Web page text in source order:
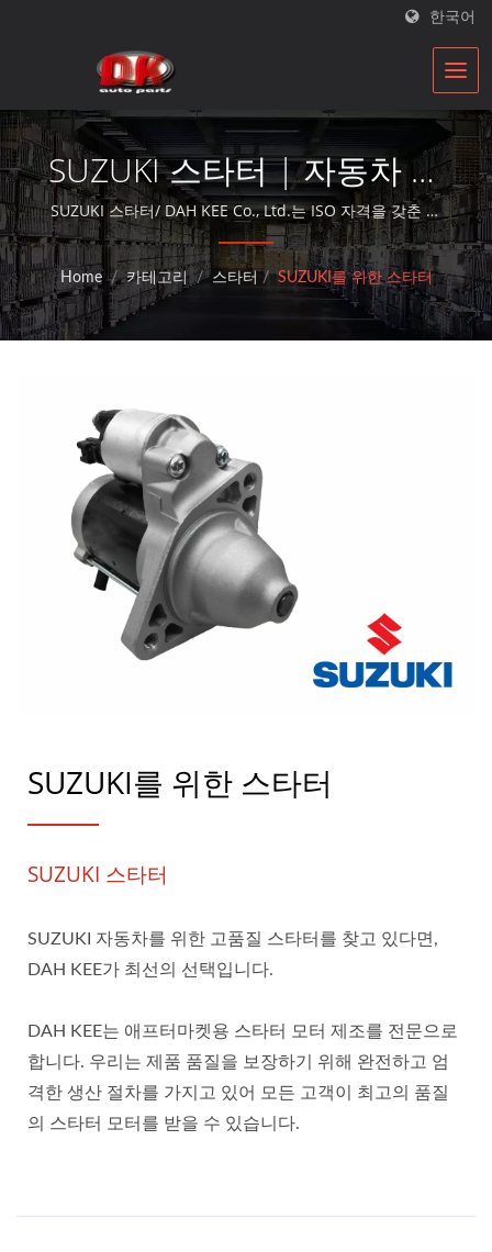
한국어
SUZUKI 스타터 | 자동차 스
타터 및 발전기 제조업체 |
DK
SUZUKI 스타터/ DAH KEE Co., Ltd.는 ISO 자격을 갖춘 자
동차 부품 재건업체로, 30년 이상의 시간 동안 대체 부품 서
비스를 제공합니다.
Home / 카테고리 / 스타터 / SUZUKI를 위한 스타터
SUZUKI를 위한 스타터
SUZUKI 스타터
SUZUKI 자동차를 위한 고품질 스타터를 찾고 있다면,
DAH KEE가 최선의 선택입니다.
DAH KEE는 애프터마켓용 스타터 모터 제조를 전문으로
합니다. 우리는 제품 품질을 보장하기 위해 완전하고 엄
격한 생산 절차를 가지고 있어 모든 고객이 최고의 품질
의 스타터 모터를 받을 수 있습니다.